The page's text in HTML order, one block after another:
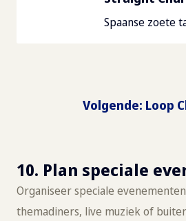
Volgende:Straight
Heerlijk krokant van buiten en
10. Plan speciale
Organiseer speciale
themadiners, live muziek of